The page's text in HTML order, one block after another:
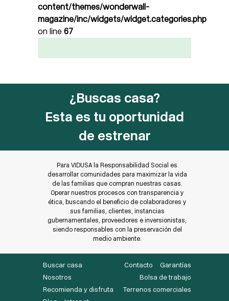
content/themes/wonderwall-
magazine/inc/widgets/widget.categories.php
on line 67
¿Buscas casa?
Esta es tu oportunidad
de estrenar
Para VIDUSA la Responsabilidad Social es
desarrollar comunidades para maximizar la vida
de las familias que compran nuestras casas.
Operar nuestros procesos con transparencia y
ética, buscando el beneficio de colaboradores y
sus familias, clientes, instancias
gubernamentales, proveedores e inversionistas,
siendo responsables con la preservación del
medio ambiente.
Buscar casa
Nosotros
Recomienda y disfruta
Contacto
Garantías
Bolsa de trabajo
Terrenos comerciales